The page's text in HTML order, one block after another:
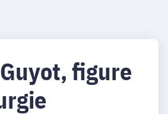
figure